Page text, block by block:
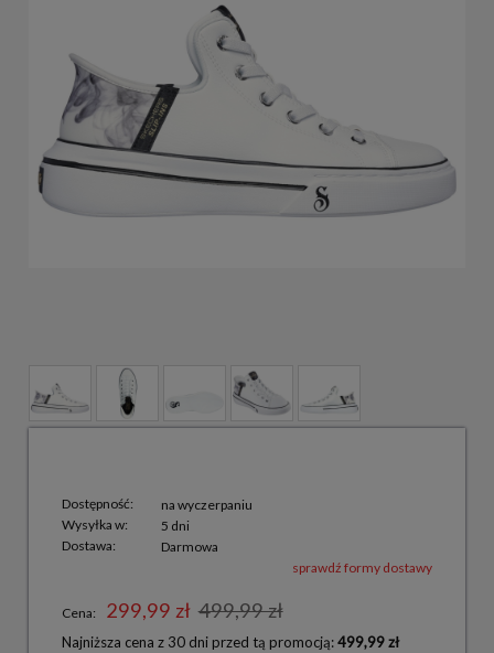
Dostępność:
na wyczerpaniu
Wysyłka w:
5 dni
Dostawa:
Darmowa
sprawdź formy dostawy
Cena: 299,99 zł 499,99 zł
Najniższa cena z 30 dni przed tą promocją:499,99 zł